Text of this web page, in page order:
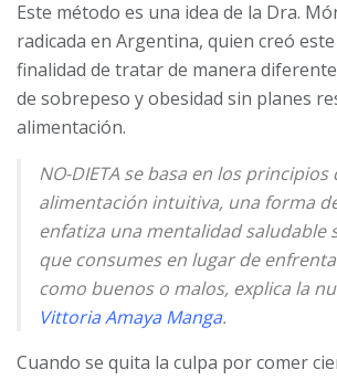
Este método es una idea de la Dra.
radicada en Argentina, quien creó
finalidad de tratar de manera
de sobrepeso y obesidad sin planes
alimentación.
NO-DIETA se basa en los principios
alimentación intuitiva, una forma
enfatiza una mentalidad saludable
que consumes en lugar de
como buenos o malos, explica la
Vittoria Amaya Manga.
Cuando se quita la culpa por comer